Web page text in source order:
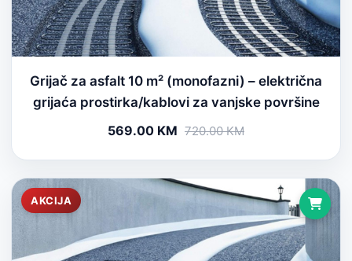
Grijač za asfalt 10 m² (monofazni) – električna
grijaća prostirka/kablovi za vanjske površine
569.00 KM 720.00 KM
AKCIJA